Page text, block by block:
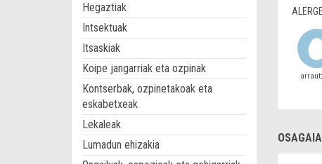
Hegaztiak
Intsektuak
Itsaskiak
Koipe jangarriak eta ozpinak
Kontserbak, ozpinetakoak eta
eskabetxeak
Lekaleak
Lumadun ehizakia